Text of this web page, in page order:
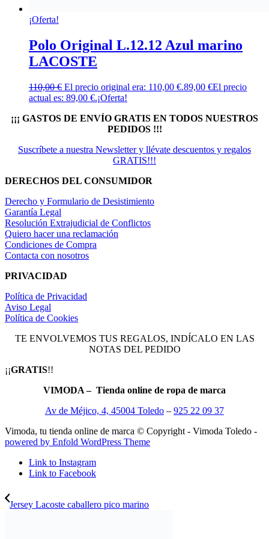
¡Oferta!
Polo Original L.12.12 Azul marino
LACOSTE
110,00€ El precio original era: 110,00 €.89,00 €El precio
actual es: 89,00 €.¡Oferta!
¡¡¡ GASTOS DE ENVÍO GRATIS EN TODOS NUESTROS
PEDIDOS !!!
Suscríbete a nuestra Newsletter y llévate descuentos y regalos
GRATIS!!!
DERECHOS DEL CONSUMIDOR
Derecho y Formulario de Desistimiento
Garantía Legal
Resolución Extrajudicial de Conflictos
Quiero hacer una reclamación
Condiciones de Compra
Contacta con nosotros
PRIVACIDAD
Política de Privacidad
Aviso Legal
Política de Cookies
TE ENVOLVEMOS TUS REGALOS, INDÍCALO EN LAS
NOTAS DEL PEDIDO
¡¡GRATIS!!
VIMODA – Tienda online de ropa de marca
Av de Méjico, 4, 45004 Toledo – 925 22 09 37
Vimoda, tu tienda online de marca © Copyright - Vimoda Toledo -
powered by Enfold WordPress Theme
Link to Instagram
Link to Facebook
Jersey Lacoste caballero pico marino